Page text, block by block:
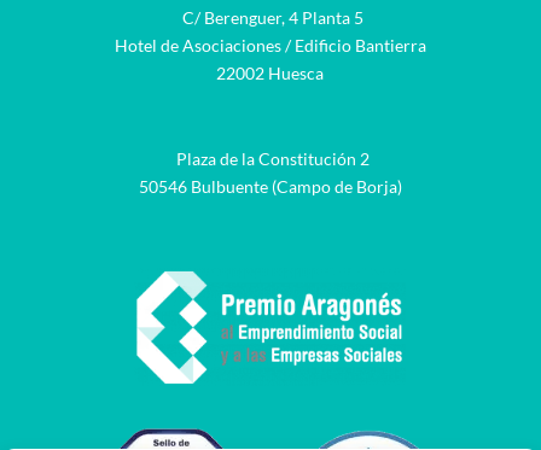
C/ Berenguer, 4 Planta 5
Hotel de Asociaciones / Edificio Bantierra
22002 Huesca
Plaza de la Constitución 2
50546 Bulbuente (Campo de Borja)